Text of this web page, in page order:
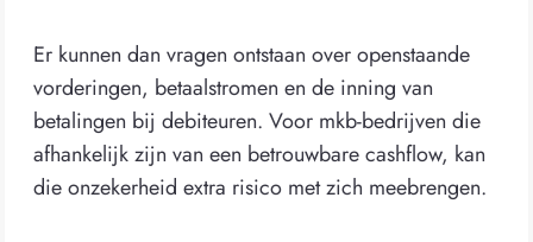
Er kunnen dan vragen ontstaan over openstaande
vorderingen, betaalstromen en de inning van
betalingen bij debiteuren. Voor mkb-bedrijven die
afhankelijk zijn van een betrouwbare cashflow, kan
die onzekerheid extra risico met zich meebrengen.